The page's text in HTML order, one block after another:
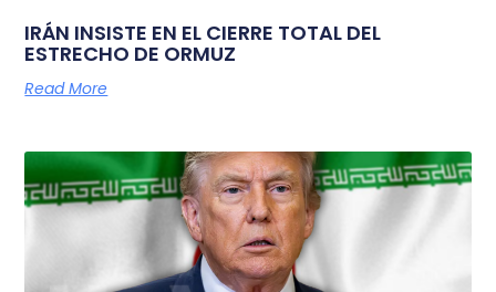
IRÁN INSISTE EN EL CIERRE TOTAL DEL
ESTRECHO DE ORMUZ
Read More